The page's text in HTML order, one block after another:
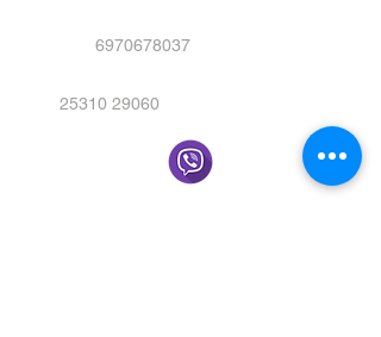
6970678037
25310 29060